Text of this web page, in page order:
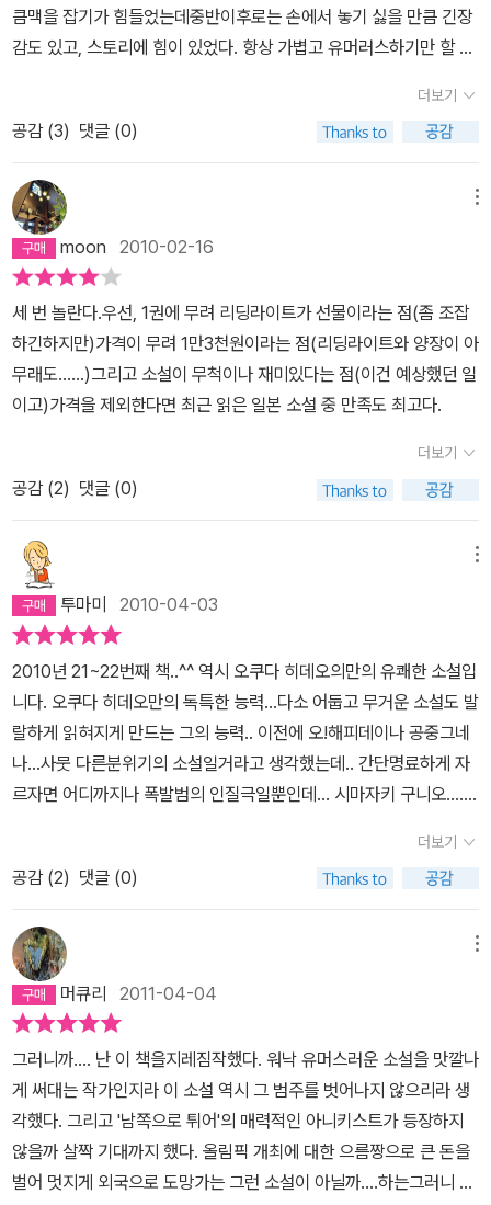
있다. 주인공이 글을 써내려 가는 식으로먼저 텔레비전 신입피디와
대학원생구니오 , 그는 어느날 형의 죽음 소식을 듣고 형의 유해를 찾
아 시골로 내려간다 형은 공사판 인부로 살아가고 있었다 고향을 떠
나서 구니오는 무슨 마음이 들었는지 형이 죽음을 맞이한 그 공사현
그리고 다다시는 불꽃놀이를 보러 여자친구와 집에 갔다가 그의 집안
은 스가가문 경시청 최고 책임자인 아버지 집에서 화재가 나는것을
목격하게 된다,이야기는 이렇게 시작을 해서 책속에 등장하는 인물들
이 이야기를 끌고 나간다모두가 연결 연결된고리들로,구니오는 작업
현장에서 열약한환경과 노동력 착취 그리고 마약 처음에는 그런 마음
이 없었다 하지만 점점 그에게 어디서 그런 용기가 생겼는지,내눈에
는 뻔히 보이는데,그는 나라를 상대로 올림픽이란 인질을 잡고서 ,,무
모한 싸움을 시작을 한다,잡힐듯 잡힐듯 잡히지 않는 ,,정말 끝까지 손
서 일까 그가 올림픽을 인질로 몸값을 요구하려고 했던 이유는,,그리
고 언제나 차분한 그이야기를 읽는내내 과연 누가 이길것인가 이야기
가 언제나 해피앤딩이겠지만,과연 이책도 해피앤딩으로 끝이 날까2
권까지 모두 읽고 책을 덮는 순간휴하고 숨을 고르고 말았다,,,,
큼맥을 잡기가 힘들었는데중반이후로는 손에서 놓기 싫을 만큼 긴장
감도 있고, 스토리에 힘이 있었다. 항상 가볍고 유머러스하기만 할 것
더보기
공감 (3) 댓글 (0)
moon 2010-02-16
세 번 놀란다.우선, 1권에 무려 리딩라이트가 선물이라는 점(좀 조잡
하긴하지만)가격이 무려 1만3천원이라는 점(리딩라이트와 양장이 아
무래도......)그리고 소설이 무척이나 재미있다는 점(이건 예상했던 일
이고)가격을 제외한다면 최근 읽은 일본 소설 중 만족도 최고다.
더보기
공감 (2) 댓글 (0)
투마미 2010-04-03
2010년 21~22번째 책..^^ 역시 오쿠다 히데오의만의 유쾌한 소설입
니다. 오쿠다 히데오만의 독특한 능력...다소 어둡고 무거운 소설도 발
랄하게 읽혀지게 만드는 그의 능력.. 이전에 오!해피데이나 공중그네
나...사뭇 다른분위기의 소설일거라고 생각했는데.. 간단명료하게 자
르자면 어디까지나 폭발범의 인질극일뿐인데... 시마자키 구니오....마
지 구니오는 여한도 후회도 없을것 같은 느낌이 듭니다. 그저 담담하
게, 시종일관 담담하게..싸이코 패스도 아니고... 일류 도쿄대의 대학
생이 도쿄올림픽을 인질로 한몫 단단히 받아내겠다는 그 발상자체가
기가 막히다. 또, 상당히 있을법하고 인간적인 면들이 많이 드러나 친
숙하고 거침없이 읽혀졌다... 프롤레티아니 마르크스니...어려운 이야
기를 굳이 깊이 파고들지 않아도 아..대충 그런것이구나 하는 어렵지
않은 사상이야기... 역자후기에 쓰인것처럼...나 또한 구니오가 온다
면...도와주고 싶을 것이다. 순수한 범죄라고 해야하나...? 구니오가
권력층을 상대로 골탕을 먹일때면 간접적인 희열을 느끼기도 했다.
이글을 읽고 통쾌한 희열을 함께 맛 보았다면..나 또한 구니오와 공범
일수도 있지 않을까... -----------------------------------------
------------------------------------------------------------
더보기
공감 (2) 댓글 (0)
머큐리 2011-04-04
그러니까.... 난 이 책을지레짐작했다. 워낙 유머스러운 소설을 맛깔나
게 써대는 작가인지라 이 소설 역시 그 범주를 벗어나지 않으리라 생
각했다. 그리고 '남쪽으로 튀어'의 매력적인 아니키스트가 등장하지
않을까 살짝 기대까지 했다. 올림픽 개최에 대한 으름짱으로 큰 돈을
벌어 멋지게 외국으로 도망가는 그런 소설이 아닐까....하는그러니 가